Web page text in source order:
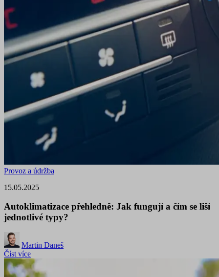
Provoz a údržba
15.05.2025
Autoklimatizace přehledně: Jak fungují a čím se liší
jednotlivé typy?
Martin Daneš
Číst více